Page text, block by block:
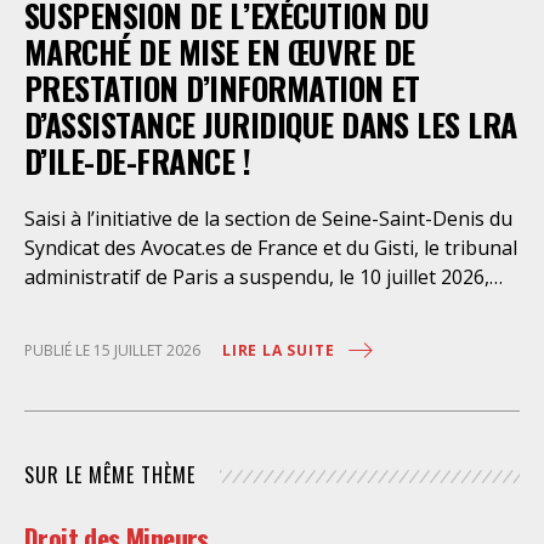
août dernier, le Conseil d’Etat a aboli les privilèges
dont l’infirmerie psychiatrique de la préfecture de
police a depuis trop longtemps
SUSPENSION DE L’EXÉCUTION DU
MARCHÉ DE MISE EN ŒUVRE DE
PRESTATION D’INFORMATION ET
D’ASSISTANCE JURIDIQUE DANS LES LRA
D’ILE-DE-FRANCE !
Saisi à l’initiative de la section de Seine-Saint-Denis du
Syndicat des Avocat.es de France et du Gisti, le tribunal
administratif de Paris a suspendu, le 10 juillet 2026,
œuvre de prestations d’information et d’assistance
juridique des étrangers maintenus dans les locaux de
droits fondamentaux des personnes retenues et
déontologiques régissant la profession d’avocat. Ainsi,
PUBLIÉ LE 15 JUILLET 2026 LIRE LA SUITE
SUR LE MÊME THÈME